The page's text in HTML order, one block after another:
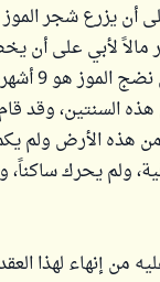
أن يزرع شجر
لأبي على أن
لاحقاً،
السنتين، وقد
هذه الأرض ولم
إضافية، ولم يحرك
من إنهاء لهذا